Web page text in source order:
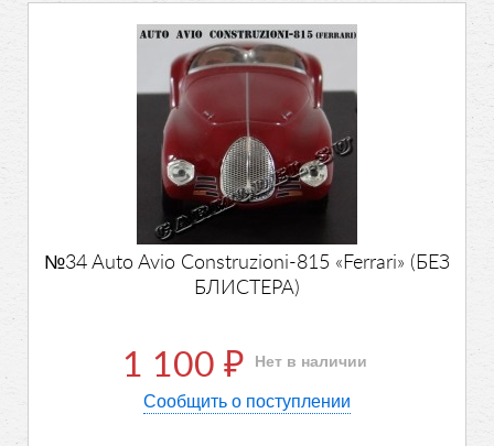
№34 Auto Avio Construzioni-815 «Ferrari» (БЕЗ
БЛИСТЕРА)
1 100 ₽ Нет в наличии
Сообщить о поступлении